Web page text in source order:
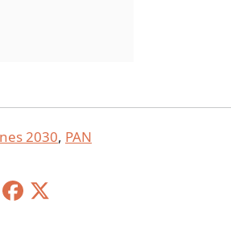
2030, PAN